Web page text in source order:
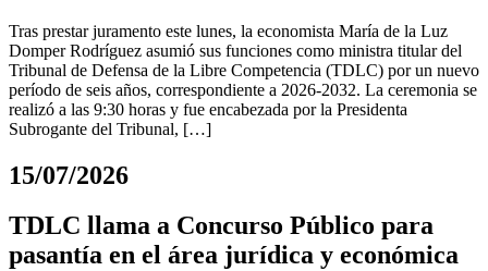
Tras prestar juramento este lunes, la economista María de la Luz
Domper Rodríguez asumió sus funciones como ministra titular del
Tribunal de Defensa de la Libre Competencia (TDLC) por un nuevo
período de seis años, correspondiente a 2026-2032. La ceremonia se
realizó a las 9:30 horas y fue encabezada por la Presidenta
Subrogante del Tribunal, […]
15/07/2026
TDLC llama a Concurso Público para
pasantía en el área jurídica y económica